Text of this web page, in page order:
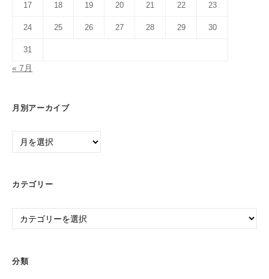
17 18 19 20 21 22 23
24 25 26 27 28 29 30
31
« 7月
月別アーカイブ
月
カ
カテゴリー
カ
ー
分類